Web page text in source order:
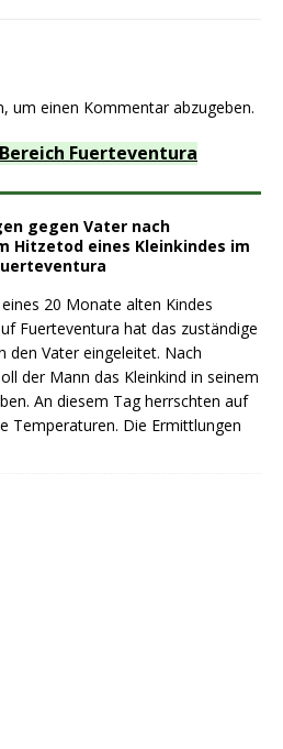
um einen Kommentar abzugeben.
Fuerteventura
gegen Vater nach
Hitzetod eines Kleinkindes im
20 Monate alten Kindes
Fuerteventura hat das zuständige
den Vater eingeleitet. Nach
der Mann das Kleinkind in seinem
An diesem Tag herrschten auf
Temperaturen. Die Ermittlungen